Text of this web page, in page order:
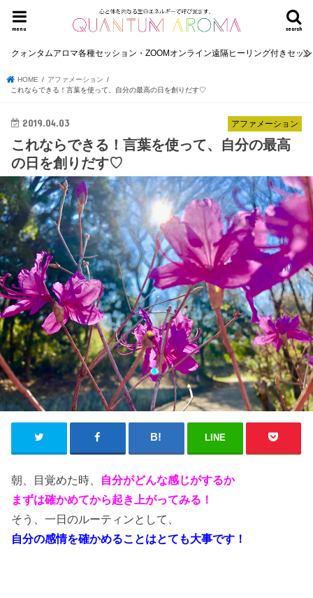
search
menu
クォンタムアロマ各種セッション・ZOOMオンライン遠隔ヒーリング付きセッ
HOME
アファメーション
これならできる！言葉を使って、自分の最高の日を創りだす♡
アファメーション
2019.04.03
これならできる！言葉を使って、自分の最高
の日を創りだす♡
LINE
朝、目覚めた時、 自分がどんな感じがするか
まずは確かめてから起き上がってみる！
そう、一日のルーティンとして、
自分の感情を確かめることはとても大事です！